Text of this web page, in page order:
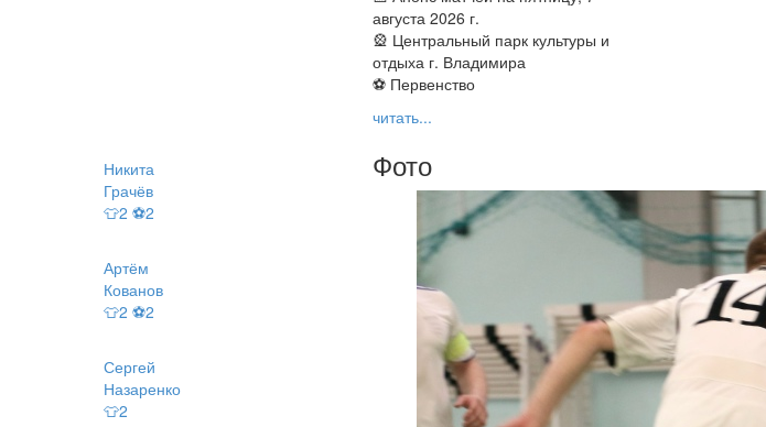
Никита
Грачёв
👕2 ⚽2
Артём
Кованов
👕2 ⚽2
Сергей
Назаренко
👕2
августа 2026 г.
🎡 Центральный парк культуры и
отдыха г. Владимира
⚽ Первенство
читать...
Фото